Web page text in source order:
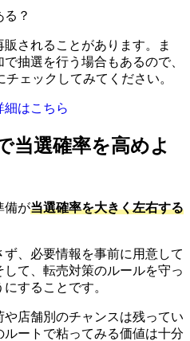
？
されることがあります。ま
抽選を行う場合もあるので、
ェックしてみてください。
細はこちら
当選確率を高めよ
備が当選確率を大きく左右する
、必要情報を事前に用意して
て、転売対策のルールを守っ
することです。
店舗別のチャンスは残ってい
ートで粘ってみる価値は十分